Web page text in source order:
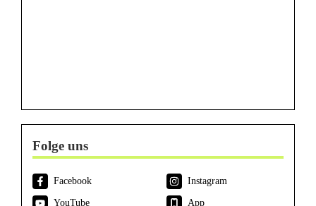
Folge uns
Facebook
Instagram
YouTube
App